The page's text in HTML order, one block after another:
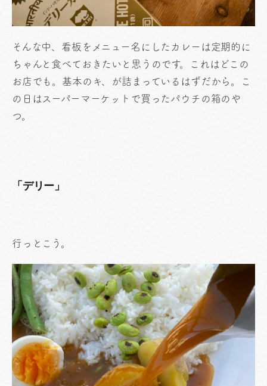
そんな中、看板をメニュー名にしたカレーは定期的に
ちゃんと食べておきたいと思うのです。これはどこの
お店でも。基本のキ、が詰まっているはずだから。こ
の日はスーパーマーケットで買ったパウチの箱のや
つ。
「デリー」
行っとこう。